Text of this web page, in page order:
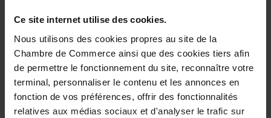
Ce site internet utilise des cookies.
Nous utilisons des cookies propres au site de la
Chambre de Commerce ainsi que des cookies tiers afin
de permettre le fonctionnement du site, reconnaître votre
terminal, personnaliser le contenu et les annonces en
fonction de vos préférences, offrir des fonctionnalités
relatives aux médias sociaux et d'analyser le trafic sur
Agile conference that brings together Agile
practitioners, coaches, and leaders from across Europe
collaboration, and networking in the Agile community.
The event features a variety of sessions,
includingkeynotes,interactive workshops, andinspiring
talksfrom experts in the field. It’s designed to provide